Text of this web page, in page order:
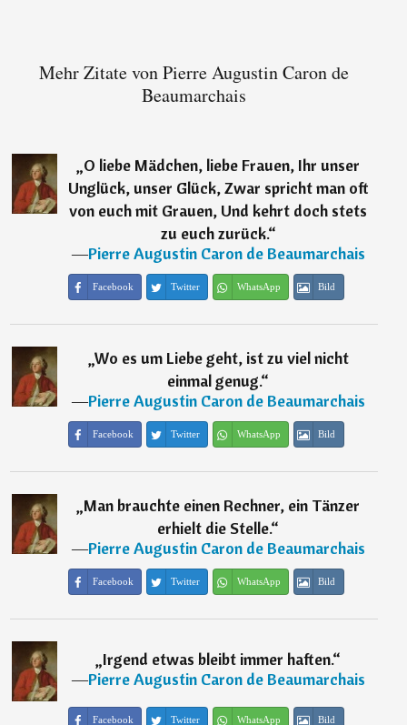
Mehr Zitate von Pierre Augustin Caron de
Beaumarchais
„O liebe Mädchen, liebe Frauen, Ihr unser
Unglück, unser Glück, Zwar spricht man oft
von euch mit Grauen, Und kehrt doch stets
zu euch zurück.“
―Pierre Augustin Caron de Beaumarchais
Facebook Twitter WhatsApp Bild
„Wo es um Liebe geht, ist zu viel nicht
einmal genug.“
―Pierre Augustin Caron de Beaumarchais
Facebook Twitter WhatsApp Bild
„Man brauchte einen Rechner, ein Tänzer
erhielt die Stelle.“
―Pierre Augustin Caron de Beaumarchais
Facebook Twitter WhatsApp Bild
„Irgend etwas bleibt immer haften.“
―Pierre Augustin Caron de Beaumarchais
Facebook Twitter WhatsApp Bild